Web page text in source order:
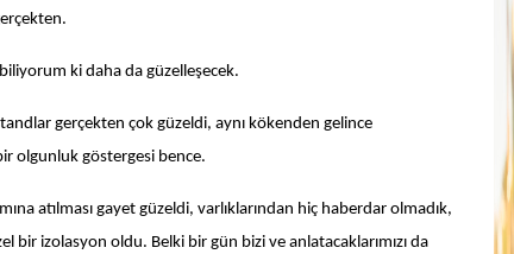
ki daha da güzelleşecek.
gerçekten çok güzeldi, aynı kökenden gelince
olgunluk göstergesi bence.
atılması gayet güzeldi, varlıklarından hiç haberdar olmadık,
izolasyon oldu. Belki bir gün bizi ve anlatacaklarımızı da